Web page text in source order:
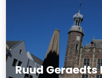
Ruud Geraedts